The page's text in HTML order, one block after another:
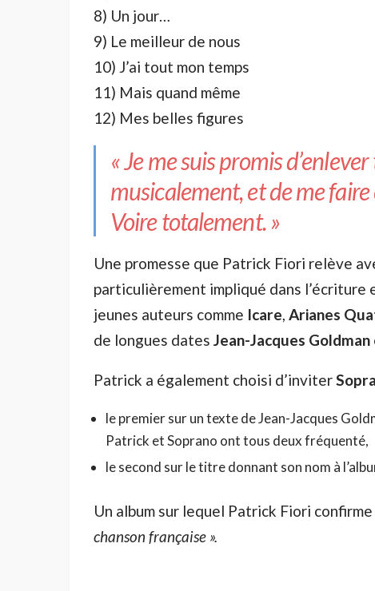
8) Un jour…
9) Le meilleur de nous
10) J’ai tout mon temps
11) Mais quand même
12) Mes belles figures
« Je me suis promis
musicalement, et de me
Voire totalement. »
Une promesse que Patrick Fiori relève
particulièrement impliqué dans l’écriture
jeunes auteurs comme Icare, Arianes
de longues dates Jean-Jacques
Patrick a également choisi d’inviter
le premier sur un texte de Jean-Jacques
Patrick et Soprano ont tous deux fréquenté,
le second sur le titre donnant son nom à
Un album sur lequel Patrick Fiori
chanson française ».